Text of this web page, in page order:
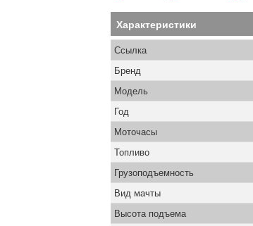
Характеристики
Ссылка
Бренд
Модель
Год
Моточасы
Топливо
Грузоподъемность
Вид мачты
Высота подъема